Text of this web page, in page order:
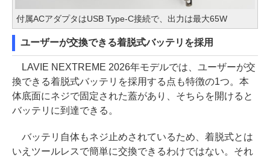
付属ACアダプタはUSB Type-C接続で、出力は最大65W
ユーザーが交換できる着脱式バッテリを採用
LAVIE NEXTREME 2026年モデルでは、ユーザーが交
換できる着脱式バッテリを採用する点も特徴の1つ。本
体底面にネジで固定された蓋があり、そちらを開けると
バッテリに到達できる。
バッテリ自体もネジ止めされているため、着脱式とは
いえツールレスで簡単に交換できるわけではない。それ